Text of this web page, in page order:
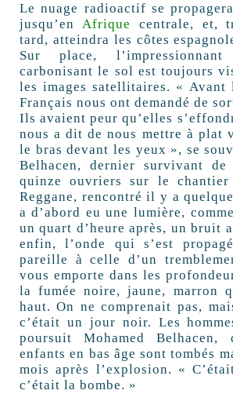
Le nuage radioactif se
jusqu’en Afrique centrale, et,
tard, atteindra les côtes
Sur place,
carbonisant le sol est toujours
les images satellitaires. « Avant
Français nous ont demandé de
Ils avaient peur qu’elles
nous a dit de nous mettre à plat
le bras devant les yeux », se
Belhacen, dernier survivant de
quinze ouvriers sur le
Reggane, rencontré il y a
a d’abord eu une lumière,
un quart d’heure après, un bruit
enfin, l’onde qui s’est
pareille à celle d’un
vous emporte dans les
la fumée noire, jaune, marron
haut. On ne comprenait pas,
c’était un jour noir. Les
poursuit Mohamed
enfants en bas âge sont tombés
mois après l’explosion. «
c’était la bombe. »